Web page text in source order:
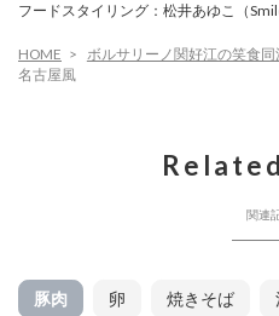
フードスタイリング：松井あゆこ（
HOME ボルサリーノ関好江の笑食
名古屋⾵
関連
豚肉 卵 焼きそば